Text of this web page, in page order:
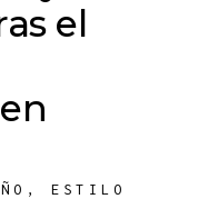
el
,ESTILO